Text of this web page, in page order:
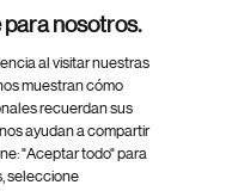
nosotros.
al visitar nuestras
muestran cómo
recuerdan sus
ayudan a compartir
"Aceptar todo" para
seleccione